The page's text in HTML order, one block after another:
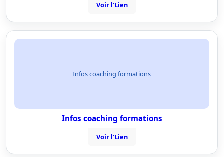
Voir l'Lien
Infos coaching formations
Infos coaching formations
Voir l'Lien